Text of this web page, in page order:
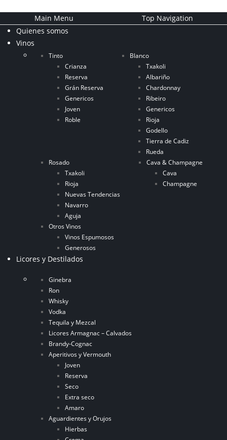
Main Menu
Top Navigation
Quienes somos
Vinos
Tinto
Crianza
Reserva
Grán Reserva
Genericos
Joven
Roble
Blanco
Txakoli
Albariño
Chardonnay
Ribeiro
Genericos
Rioja
Godello
Tierra de Cadiz
Rueda
Rosado
Txakoli
Rioja
Nuevas Tendencias
Navarro
Aguja
Cava & Champagne
Cava
Champagne
Otros Vinos
Vinos Espumosos
Generosos
Licores y Destilados
Ginebra
Ron
Whisky
Vodka
Tequila y Mezcal
Licores Armagnac – Calvados
Brandy-Cognac
Aperitivos y Vermouth
Joven
Reserva
Seco
Extra seco
Amaro
Aguardientes y Orujos
Hierbas